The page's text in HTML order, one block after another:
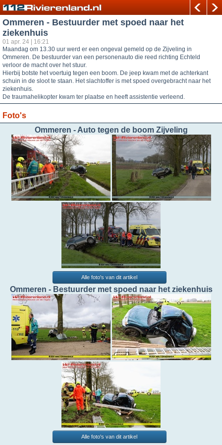
Ommeren - Bestuurder met spoed naar het
ziekenhuis
01 apr. 24 | 16:21
Maandag om 13.30 uur werd er een ongeval gemeld op de Zijveling in
Ommeren. De bestuurder van een personenauto die reed richting Echteld
verloor de macht over het stuur.
Hierbij botste het voertuig tegen een boom. De jeep kwam met de achterkant
schuin in de sloot te staan. Het slachtoffer is met spoed overgebracht naar het
ziekenhuis.
De traumahelikopter kwam ter plaatse en heeft assistentie verleend.
Foto's
Ommeren - Auto tegen de boom Zijveling
Alle foto's van dit artikel
Ommeren - Bestuurder met spoed naar het ziekenhuis
Alle foto's van dit artikel